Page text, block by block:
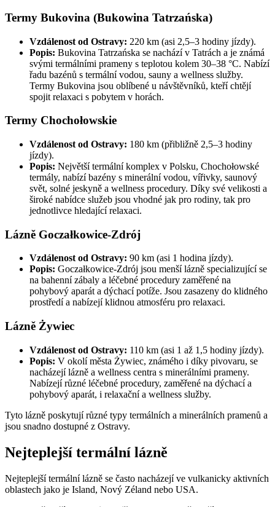
Termy Bukovina (Bukowina Tatrzańska)
Vzdálenost od Ostravy: 220 km (asi 2,5–3 hodiny jízdy).
Popis: Bukovina Tatrzańska se nachází v Tatrách a je známá
svými termálními prameny s teplotou kolem 30–38 °C. Nabízí
řadu bazénů s termální vodou, sauny a wellness služby.
Termy Bukovina jsou oblíbené u návštěvníků, kteří chtějí
spojit relaxaci s pobytem v horách.
Termy Chochołowskie
Vzdálenost od Ostravy: 180 km (přibližně 2,5–3 hodiny
jízdy).
Popis: Největší termální komplex v Polsku, Chochołowské
termály, nabízí bazény s minerální vodou, vířivky, saunový
svět, solné jeskyně a wellness procedury. Díky své velikosti a
široké nabídce služeb jsou vhodné jak pro rodiny, tak pro
jednotlivce hledající relaxaci.
Lázně Goczałkowice-Zdrój
Vzdálenost od Ostravy: 90 km (asi 1 hodina jízdy).
Popis: Goczałkowice-Zdrój jsou menší lázně specializující se
na bahenní zábaly a léčebné procedury zaměřené na
pohybový aparát a dýchací potíže. Jsou zasazeny do klidného
prostředí a nabízejí klidnou atmosféru pro relaxaci.
Lázně Żywiec
Vzdálenost od Ostravy: 110 km (asi 1 až 1,5 hodiny jízdy).
Popis: V okolí města Żywiec, známého i díky pivovaru, se
nacházejí lázně a wellness centra s minerálními prameny.
Nabízejí různé léčebné procedury, zaměřené na dýchací a
pohybový aparát, i relaxační a wellness služby.
Tyto lázně poskytují různé typy termálních a minerálních pramenů a
jsou snadno dostupné z Ostravy.
Nejteplejší termální lázně
Nejteplejší termální lázně se často nacházejí ve vulkanicky aktivních
oblastech jako je Island, Nový Zéland nebo USA.